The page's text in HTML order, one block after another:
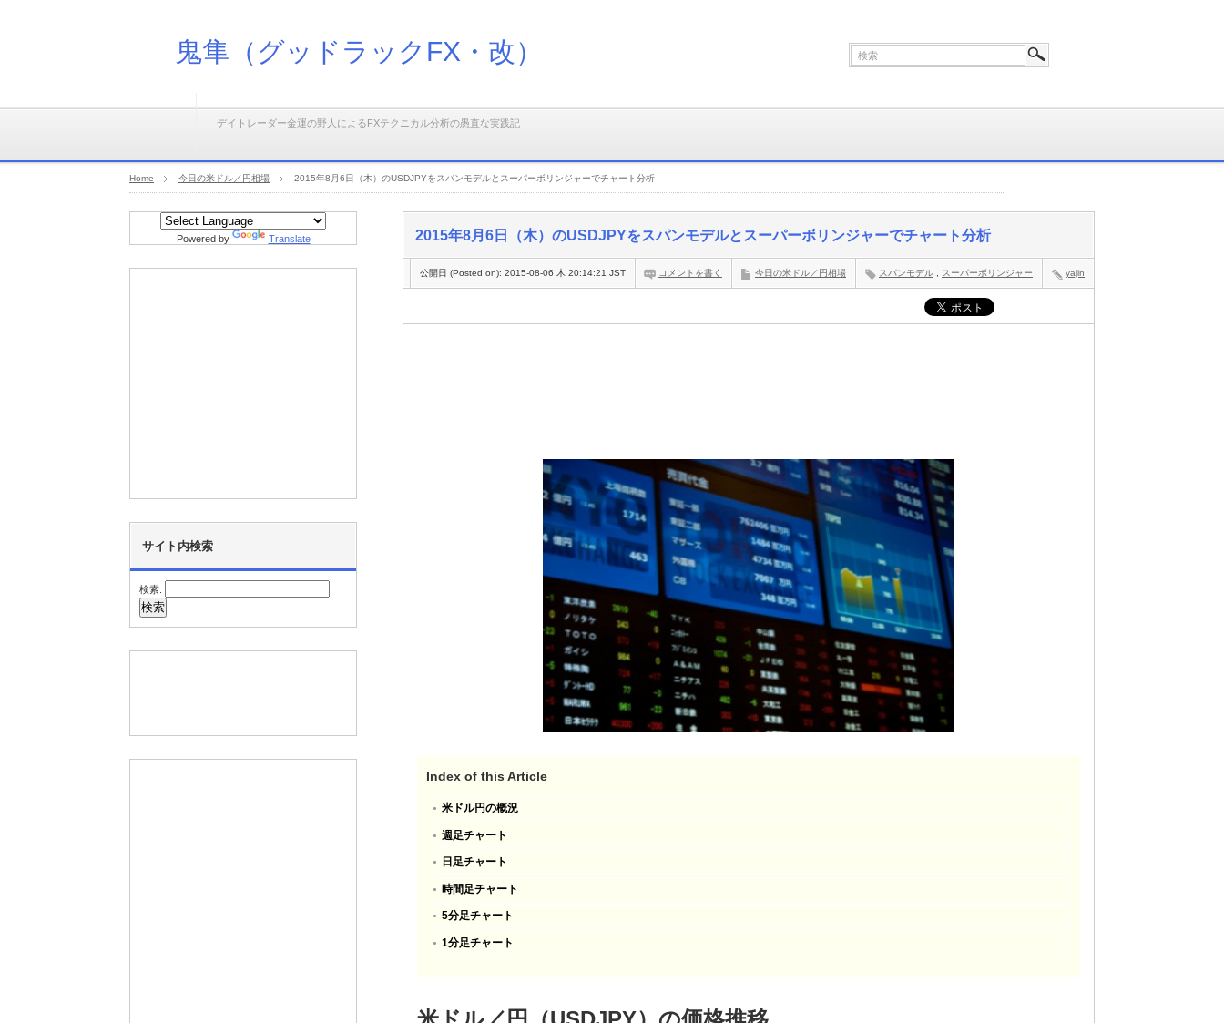
鬼隼（グッドラックFX・改）
デイトレーダー金運の野人によるFXテクニカル分析の愚直な実践記
Home 今日の米ドル／円相場 2015年8月6日（木）のUSDJPYをスパンモデルとスーパーボリンジャーでチャート分析
2015年8月6日（木）のUSDJPYをスパンモデルとスーパーボリンジャーでチャート分析
yajin
スパンモデル スーパーボリンジャー
今日の米ドル／円相場
コメントを書く
公開日 (Posted on): 2015-08-06 木 20:14:21 JST
Index of this Article
米ドル円の概況
週足チャート
日足チャート
時間足チャート
5分足チャート
1分足チャート
Powered by Translate
サイト内検索
検索: